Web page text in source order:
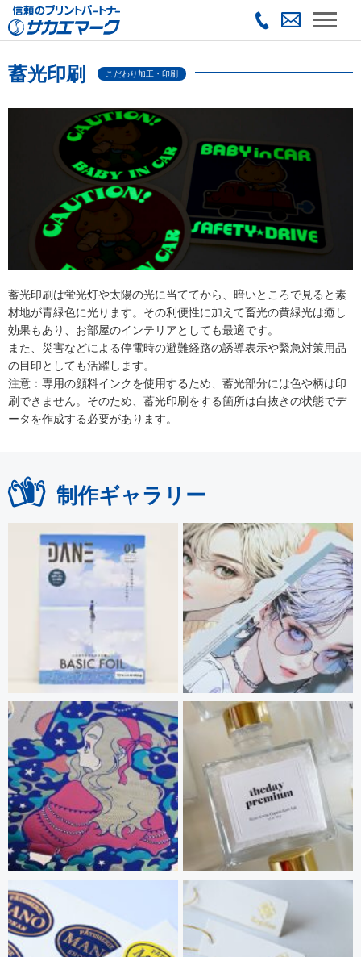
蓄光印刷 こだわり加工・印刷
蓄光印刷は蛍光灯や太陽の光に当ててから、暗いところで見ると素
材地が青緑色に光ります。その利便性に加えて畜光の黄緑光は癒し
効果もあり、お部屋のインテリアとしても最適です。
また、災害などによる停電時の避難経路の誘導表示や緊急対策用品
の目印としても活躍します。
注意：専用の顔料インクを使用するため、蓄光部分には色や柄は印
刷できません。そのため、蓄光印刷をする箇所は白抜きの状態でデ
ータを作成する必要があります。
制作ギャラリー